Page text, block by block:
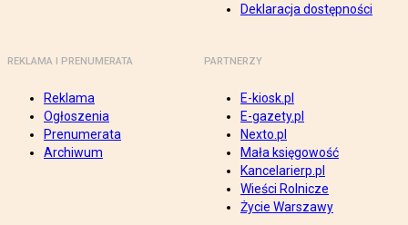
Deklaracja dostępności
REKLAMA I PRENUMERATA
Reklama
Ogłoszenia
Prenumerata
Archiwum
PARTNERZY
E-kiosk.pl
E-gazety.pl
Nexto.pl
Mała księgowość
Kancelarierp.pl
Wieści Rolnicze
Życie Warszawy